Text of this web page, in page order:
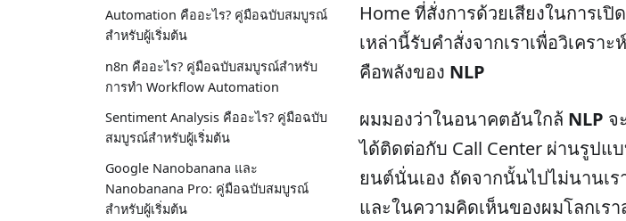
Automation คืออะไร? คู่มือฉบับสมบูรณ์
สำหรับผู้เริ่มต้น
n8n คืออะไร? คู่มือฉบับสมบูรณ์สำหรับ
การทำ Workflow Automation
Sentiment Analysis คืออะไร? คู่มือฉบับ
สมบูรณ์สำหรับผู้เริ่มต้น
Google Nanobanana และ
Nanobanana Pro: คู่มือฉบับสมบูรณ์
สำหรับผู้เริ่มต้น
Home ที่สั่งการด้วยเสียงในการเ
เหล่านี้รับคำสั่งจากเราเพื่อวิเครา
คือพลังของ NLP
ผมมองว่าในอนาคตอันใกล้ NLP จ
ได้ติดต่อกับ Call Center ผ่านรูปแ
ยนต์นั่นเอง ถัดจากนั้นไปไม่นานเ
และในความคิดเห็นของผมโลกเร